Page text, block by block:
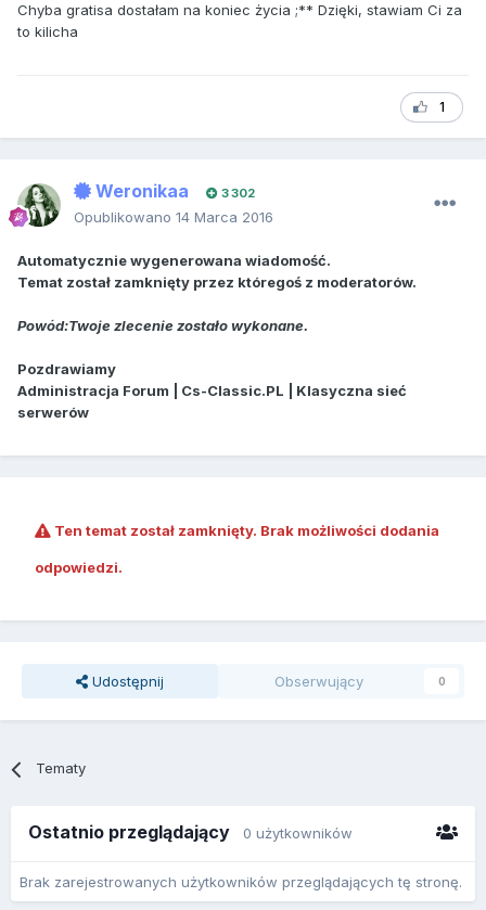
Chyba gratisa dostałam na koniec życia ;** Dzięki, stawiam Ci za
to kilicha
1
Weronikaa 3 302
Opublikowano 14 Marca 2016
Automatycznie wygenerowana wiadomość.
Temat został zamknięty przez któregoś z moderatorów.
Powód:Twoje zlecenie zostało wykonane.
Pozdrawiamy
Administracja Forum | Cs-Classic.PL | Klasyczna sieć
serwerów
Ten temat został zamknięty. Brak możliwości dodania
odpowiedzi.
Udostępnij Obserwujący 0
Tematy
Ostatnio przeglądający 0 użytkowników
Brak zarejestrowanych użytkowników przeglądających tę stronę.